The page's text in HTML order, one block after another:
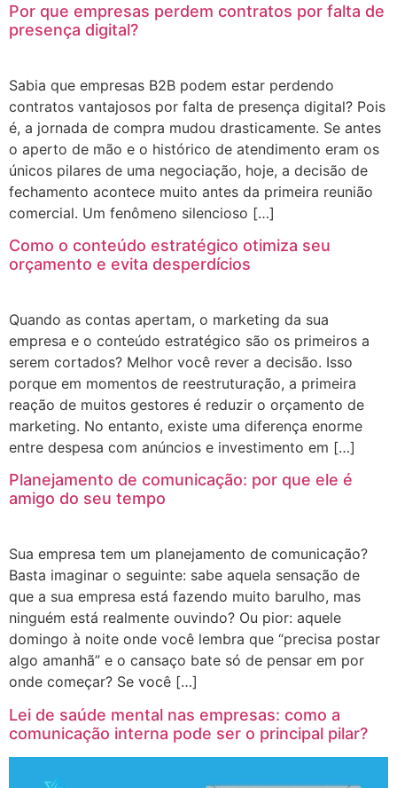
Por que empresas perdem contratos por falta de
presença digital?
Sabia que empresas B2B podem estar perdendo
contratos vantajosos por falta de presença digital? Pois
é, a jornada de compra mudou drasticamente. Se antes
o aperto de mão e o histórico de atendimento eram os
únicos pilares de uma negociação, hoje, a decisão de
fechamento acontece muito antes da primeira reunião
comercial. Um fenômeno silencioso […]
Como o conteúdo estratégico otimiza seu
orçamento e evita desperdícios
Quando as contas apertam, o marketing da sua
empresa e o conteúdo estratégico são os primeiros a
serem cortados? Melhor você rever a decisão. Isso
porque em momentos de reestruturação, a primeira
reação de muitos gestores é reduzir o orçamento de
marketing. No entanto, existe uma diferença enorme
entre despesa com anúncios e investimento em […]
Planejamento de comunicação: por que ele é
amigo do seu tempo
Sua empresa tem um planejamento de comunicação?
Basta imaginar o seguinte: sabe aquela sensação de
que a sua empresa está fazendo muito barulho, mas
ninguém está realmente ouvindo? Ou pior: aquele
domingo à noite onde você lembra que “precisa postar
algo amanhã” e o cansaço bate só de pensar em por
onde começar? Se você […]
Lei de saúde mental nas empresas: como a
comunicação interna pode ser o principal pilar?